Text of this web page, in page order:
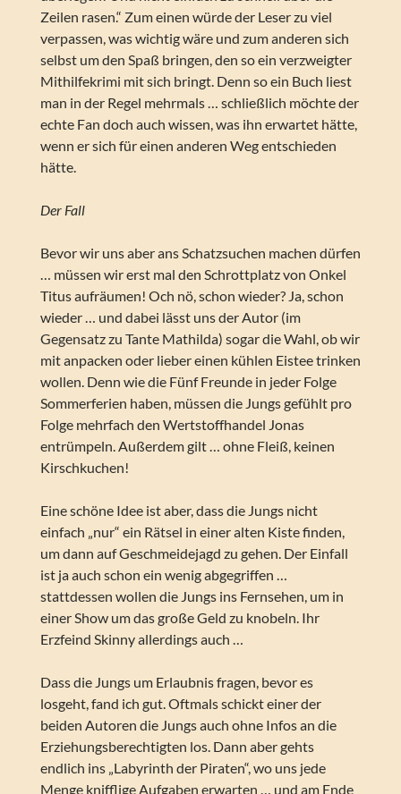
Zeilen rasen.“ Zum einen würde der Leser zu viel
verpassen, was wichtig wäre und zum anderen sich
selbst um den Spaß bringen, den so ein verzweigter
Mithilfekrimi mit sich bringt. Denn so ein Buch liest
man in der Regel mehrmals … schließlich möchte der
echte Fan doch auch wissen, was ihn erwartet hätte,
wenn er sich für einen anderen Weg entschieden
hätte.
Der Fall
Bevor wir uns aber ans Schatzsuchen machen dürfen
… müssen wir erst mal den Schrottplatz von Onkel
Titus aufräumen! Och nö, schon wieder? Ja, schon
wieder … und dabei lässt uns der Autor (im
Gegensatz zu Tante Mathilda) sogar die Wahl, ob wir
mit anpacken oder lieber einen kühlen Eistee trinken
wollen. Denn wie die Fünf Freunde in jeder Folge
Sommerferien haben, müssen die Jungs gefühlt pro
Folge mehrfach den Wertstoffhandel Jonas
entrümpeln. Außerdem gilt … ohne Fleiß, keinen
Kirschkuchen!
Eine schöne Idee ist aber, dass die Jungs nicht
einfach „nur“ ein Rätsel in einer alten Kiste finden,
um dann auf Geschmeidejagd zu gehen. Der Einfall
ist ja auch schon ein wenig abgegriffen …
stattdessen wollen die Jungs ins Fernsehen, um in
einer Show um das große Geld zu knobeln. Ihr
Erzfeind Skinny allerdings auch …
Dass die Jungs um Erlaubnis fragen, bevor es
losgeht, fand ich gut. Oftmals schickt einer der
beiden Autoren die Jungs auch ohne Infos an die
Erziehungsberechtigten los. Dann aber gehts
endlich ins „Labyrinth der Piraten“, wo uns jede
Menge knifflige Aufgaben erwarten … und am Ende